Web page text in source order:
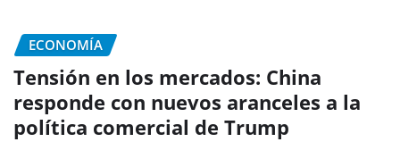
ECONOMÍA
Tensión en los mercados: China
responde con nuevos aranceles a la
política comercial de Trump